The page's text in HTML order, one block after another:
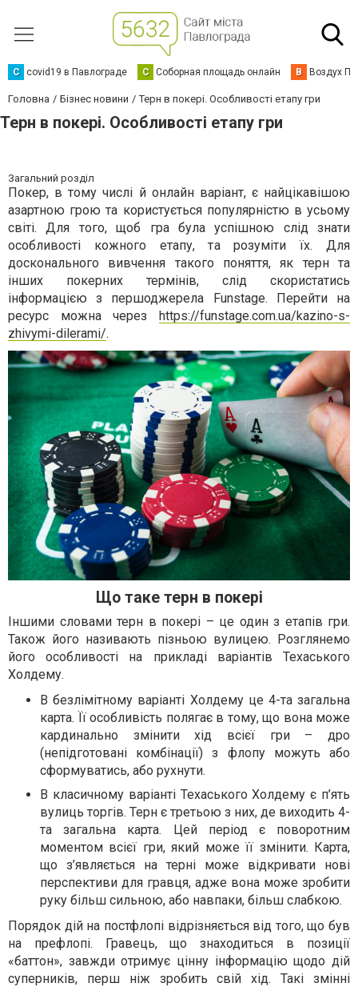
C covid19 в Павлограде С Соборная площадь онлайн В Воздух
Головна Бізнес новини Терн в покері. Особливості етапу гри
Терн в покері. Особливості етапу гри
Загальний розділ
Покер, в тому числі й онлайн варіант, є найцікавішою
азартною грою та користується популярністю в усьому
світі. Для того, щоб гра була успішною слід знати
особливості кожного етапу, та розуміти їх. Для
досконального вивчення такого поняття, як терн та
інших покерних термінів, слід скористатись
інформацією з першоджерела Funstage. Перейти на
ресурс можна через https://funstage.com.ua/kazino-s-
zhivymi-dilerami/.
Що таке терн в покері
Іншими словами терн в покері – це один з етапів гри.
Також його називають пізньою вулицею. Розглянемо
його особливості на прикладі варіантів Техаського
Холдему.
В безлімітному варіанті Холдему це 4-та загальна
карта. Її особливість полягає в тому, що вона може
кардинально змінити хід всієї гри – дро
(непідготовані комбінації) з флопу можуть або
сформуватись, або рухнути.
В класичному варіанті Техаського Холдему є п’ять
вулиць торгів. Терн є третьою з них, де виходить 4-
та загальна карта. Цей період є поворотним
моментом всієї гри, який може її змінити. Карта,
що з’являється на терні може відкривати нові
перспективи для гравця, адже вона може зробити
руку більш сильною, або навпаки, більш слабкою.
Порядок дій на постфлопі відрізняється від того, що був
на префлопі. Гравець, що знаходиться в позиції
«баттон», завжди отримує цінну інформацію щодо дій
суперників, перш ніж зробить свій хід. Такі змінні